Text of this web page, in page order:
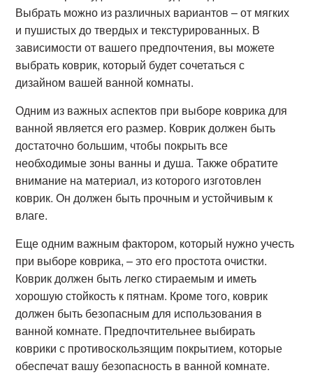
Выбрать можно из различных вариантов – от мягких
и пушистых до твердых и текстурированных. В
зависимости от вашего предпочтения, вы можете
выбрать коврик, который будет сочетаться с
дизайном вашей ванной комнаты.
Одним из важных аспектов при выборе коврика для
ванной является его размер. Коврик должен быть
достаточно большим, чтобы покрыть все
необходимые зоны ванны и душа. Также обратите
внимание на материал, из которого изготовлен
коврик. Он должен быть прочным и устойчивым к
влаге.
Еще одним важным фактором, который нужно учесть
при выборе коврика, – это его простота очистки.
Коврик должен быть легко стираемым и иметь
хорошую стойкость к пятнам. Кроме того, коврик
должен быть безопасным для использования в
ванной комнате. Предпочтительнее выбирать
коврики с противоскользящим покрытием, которые
обеспечат вашу безопасность в ванной комнате.